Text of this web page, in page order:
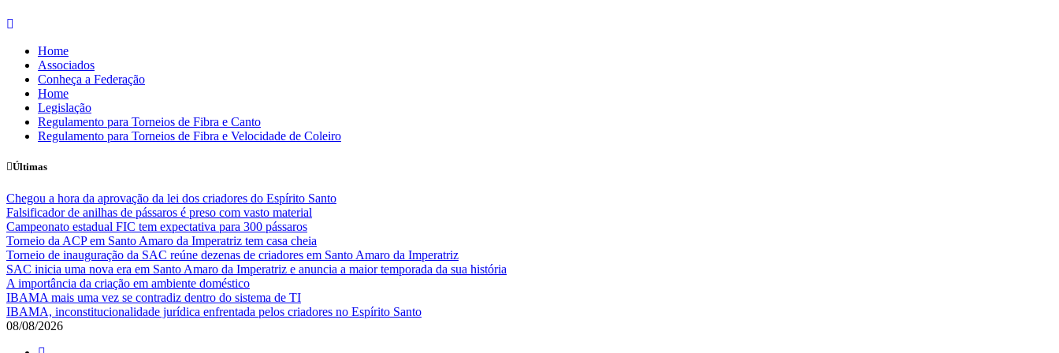
Skip
contentHome
Associados
Conheça a Federação
Home
Legislação
Regulamento para Torneios de Fibra e Canto
Regulamento para Torneios de Fibra e Velocidade de Coleiro
Últimas
Chegou a hora da aprovação da lei dos criadores do Espírito Santo
Falsificador de anilhas de pássaros é preso com vasto material
Campeonato estadual FIC tem expectativa para 300 pássaros
Torneio da ACP em Santo Amaro da Imperatriz tem casa cheia
Torneio de inauguração da SAC reúne dezenas de criadores em Santo Amaro da Imperatriz
SAC inicia uma nova era em Santo Amaro da Imperatriz e anuncia a maior temporada da sua história
A importância da criação em ambiente doméstico
IBAMA mais uma vez se contradiz dentro do sistema de TI
IBAMA, inconstitucionalidade jurídica enfrentada pelos criadores no Espírito Santo
08/08/2026